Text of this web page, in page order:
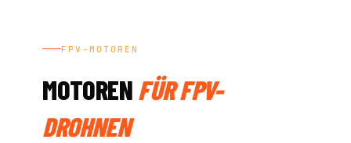
FPV-MOTOREN
MOTORENFÜR FPV-
DROHNEN